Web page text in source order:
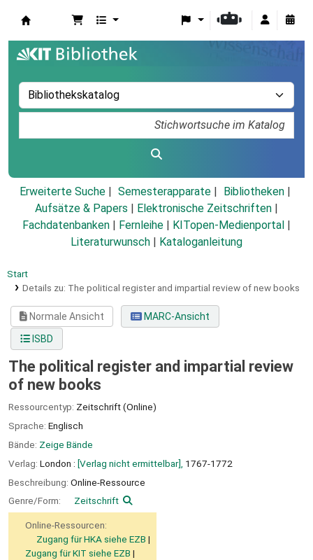
Erweiterte Suche Semesterapparate
Bibliotheken
Aufsätze & Papers
Elektronische Zeitschriften
Fachdatenbanken
Fernleihe KITopen-Medienportal
Literaturwunsch
Kataloganleitung
Start
Details zu: The political register and impartial review of new books
Normale Ansicht
MARC-Ansicht
ISBD
The political register and impartial review
of new books
Ressourcentyp: Zeitschrift (Online)
Sprache: Englisch
Bände: Zeige Bände
Verlag: London : [Verlag nicht ermittelbar], 1767-1772
Beschreibung: Online-Ressource
Genre/Form:
Zeitschrift
Online-Ressourcen:
Zugang für HKA siehe EZB
Zugang für KIT siehe EZB